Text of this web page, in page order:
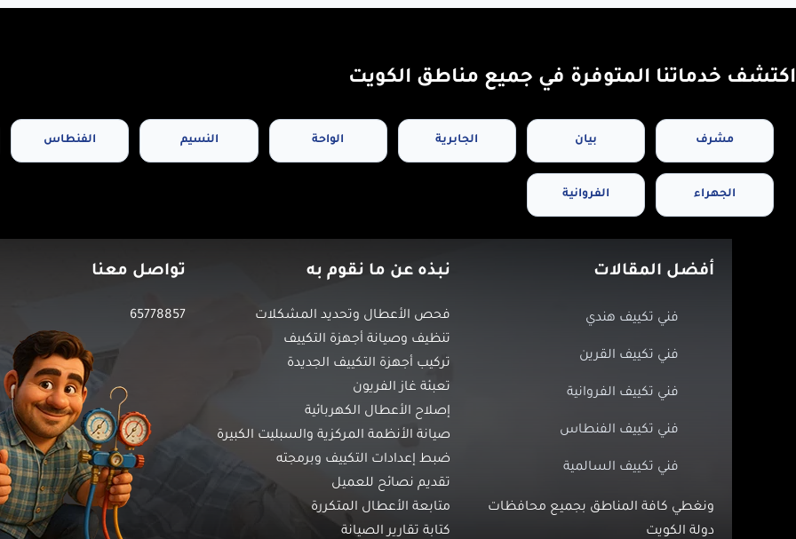
اكتشف خدماتنا المتوفرة في جميع مناطق الكويت
مشرف بيان الجابرية الواحة النسيم الفنطاس
الجهراء الفروانية
أفضل المقالات
فني تكييف هندي
فني تكييف القرين
فني تكييف الفروانية
فني تكييف الفنطاس
فني تكييف السالمية
ونغطي كافة المناطق بجميع محافظات
دولة الكويت
نبذه عن ما نقوم به
فحص الأعطال وتحديد المشكلات
تنظيف وصيانة أجهزة التكييف
تركيب أجهزة التكييف الجديدة
تعبئة غاز الفريون
إصلاح الأعطال الكهربائية
صيانة الأنظمة المركزية والسبليت الكبيرة
ضبط إعدادات التكييف وبرمجته
تقديم نصائح للعميل
متابعة الأعطال المتكررة
كتابة تقارير الصيانة
تواصل معنا
65778857